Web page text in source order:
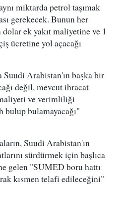
miktarda petrol taşımak
gerekecek. Bunun her
ek yakıt maliyetine ve 1
ücretine yol açacağı
Suudi Arabistan'ın başka bir
değil, mevcut ihracat
ve verimliliği
bulamayacağı"
Suudi Arabistan'ın
sürdürmek için başlıca
gelen "SUMED boru hattı
kısmen telafi edileceğini"